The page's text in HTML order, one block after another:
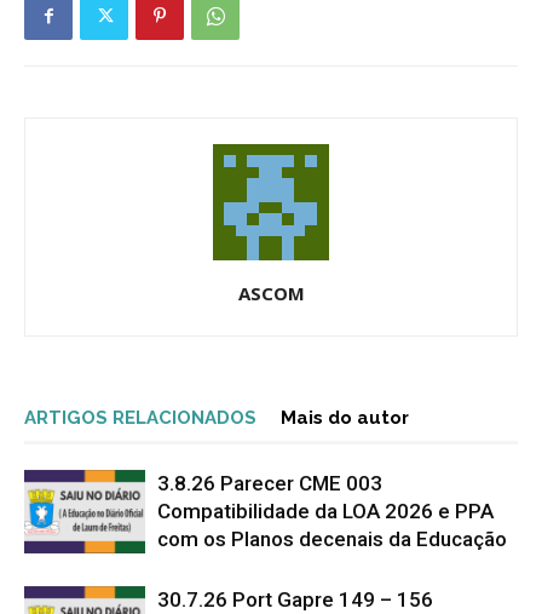
ASCOM
ARTIGOS RELACIONADOS Mais do autor
3.8.26 Parecer CME 003
Compatibilidade da LOA 2026 e PPA
com os Planos decenais da Educação
30.7.26 Port Gapre 149 – 156